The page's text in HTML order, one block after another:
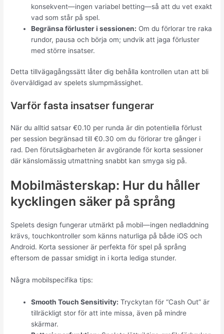
konsekvent—ingen variabel betting—så att du vet exakt
vad som står på spel.
Begränsa förluster i sessionen: Om du förlorar tre raka
rundor, pausa och börja om; undvik att jaga förluster
med större insatser.
Detta tillvägagångssätt låter dig behålla kontrollen utan att bli
överväldigad av spelets slumpmässighet.
Varför fasta insatser fungerar
När du alltid satsar €0.10 per runda är din potentiella förlust
per session begränsad till €0.30 om du förlorar tre gånger i
rad. Den förutsägbarheten är avgörande för korta sessioner
där känslomässig utmattning snabbt kan smyga sig på.
Mobilmästerskap: Hur du håller
kycklingen säker på språng
Spelets design fungerar utmärkt på mobil—ingen nedladdning
krävs, touchkontroller som känns naturliga på både iOS och
Android. Korta sessioner är perfekta för spel på språng
eftersom de passar smidigt in i korta lediga stunder.
Några mobilspecifika tips:
Smooth Touch Sensitivity: Tryckytan för “Cash Out” är
tillräckligt stor för att inte missa, även på mindre
skärmar.